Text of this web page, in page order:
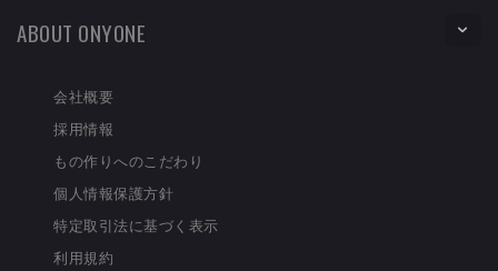
ABOUT ONYONE
会社概要
採用情報
もの作りへのこだわり
個人情報保護方針
特定取引法に基づく表示
利用規約